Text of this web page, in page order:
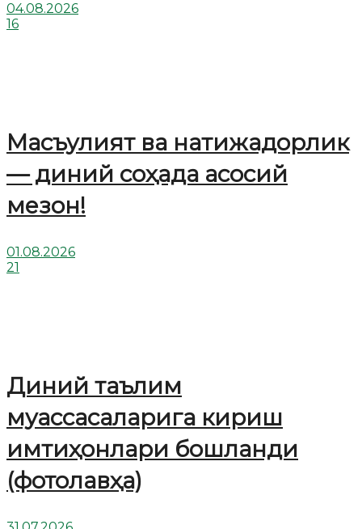
04.08.2026
16
Масъулият ва натижадорлик
— диний соҳада асосий
мезон!
01.08.2026
21
Диний таълим
муассасаларига кириш
имтиҳонлари бошланди
(фотолавҳа)